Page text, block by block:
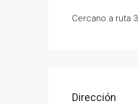
Cercano a ruta
Dirección